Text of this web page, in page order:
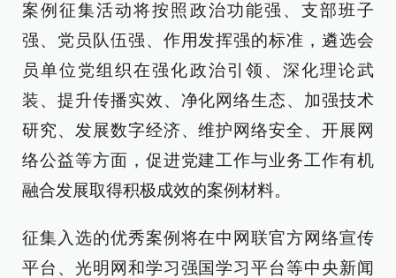
案例征集活动将按照政治功能强、支部班子
强、党员队伍强、作用发挥强的标准，遴选会
员单位党组织在强化政治引领、深化理论武
装、提升传播实效、净化网络生态、加强技术
研究、发展数字经济、维护网络安全、开展网
络公益等方面，促进党建工作与业务工作有机
融合发展取得积极成效的案例材料。
征集入选的优秀案例将在中网联官方网络宣传
平台、光明网和学习强国学习平台等中央新闻